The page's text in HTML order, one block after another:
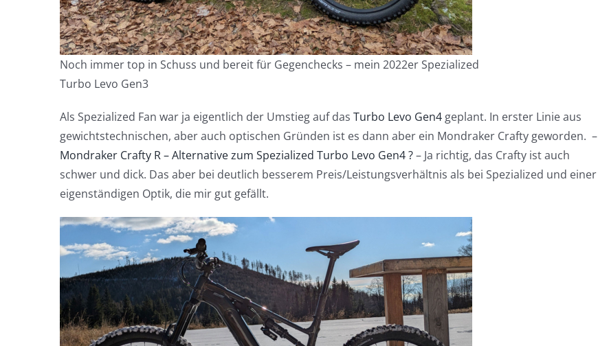
Noch immer top in Schuss und bereit für Gegenchecks – mein 2022er Spezialized
Turbo Levo Gen3
Als Spezialized Fan war ja eigentlich der Umstieg auf das Turbo Levo Gen4 geplant. In erster Linie aus
gewichtstechnischen, aber auch optischen Gründen ist es dann aber ein Mondraker Crafty geworden. –
Mondraker Crafty R – Alternative zum Spezialized Turbo Levo Gen4 ?– Ja richtig, das Crafty ist auch
schwer und dick. Das aber bei deutlich besserem Preis/Leistungsverhältnis als bei Spezialized und einer
eigenständigen Optik, die mir gut gefällt.